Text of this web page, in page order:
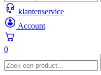
klantenservice
Account
0